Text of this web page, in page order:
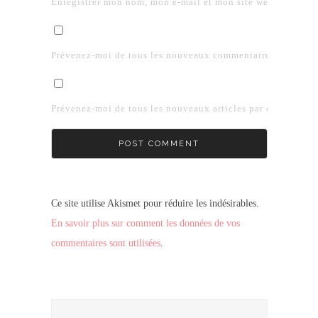
Prévenez-moi de tous les nouveaux commentaires par e-
Prévenez-moi de tous les nouveaux articles par e-mail.
Ce site utilise Akismet pour réduire les indésirables.
En savoir plus sur comment les données de vos
commentaires sont utilisées.